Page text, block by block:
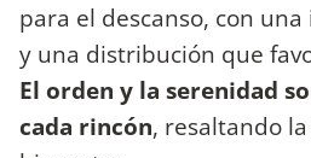
para el descanso, con
y una distribución que
El orden y la serenidad
cada rincón, resaltando